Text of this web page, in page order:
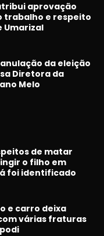
aprovação
trabalho e respeito
Umarizal
da eleição
Diretora da
Melo
de matar
o filho em
foi identificado
e carro deixa
várias fraturas